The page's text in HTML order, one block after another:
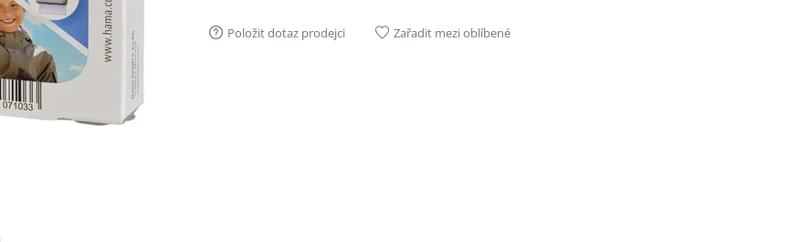
Položit dotaz prodejci Zařadit mezi oblíbené